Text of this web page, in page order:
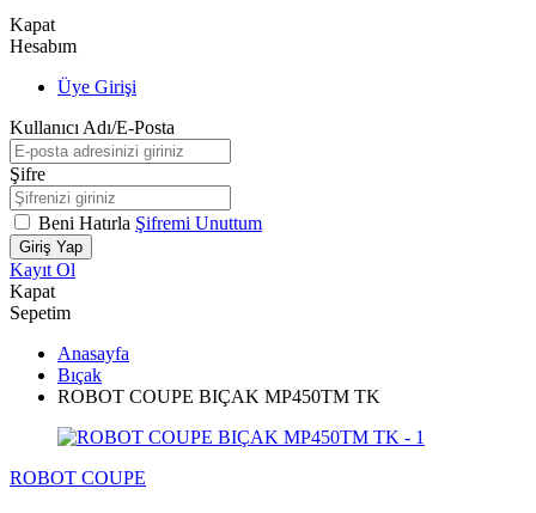
Kapat
Hesabım
Üye Girişi
Kullanıcı Adı/E-Posta
Şifre
Beni Hatırla Şifremi Unuttum
Giriş Yap
Kayıt Ol
Kapat
Sepetim
Anasayfa
Bıçak
ROBOT COUPE BIÇAK MP450TM TK
ROBOT COUPE